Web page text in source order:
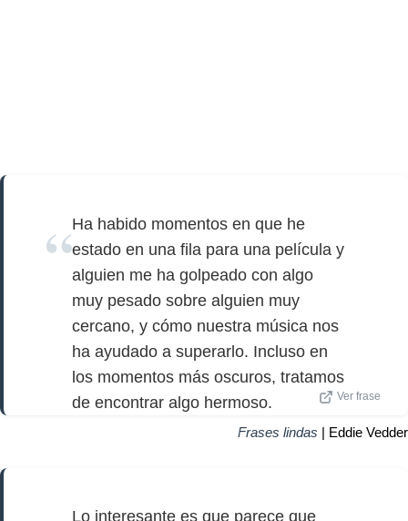
Ha habido momentos en que he
estado en una fila para una película y
alguien me ha golpeado con algo
muy pesado sobre alguien muy
cercano, y cómo nuestra música nos
ha ayudado a superarlo. Incluso en
los momentos más oscuros, tratamos
de encontrar algo hermoso.
Ver frase
Frases lindas | Eddie Vedder
Lo interesante es que parece que